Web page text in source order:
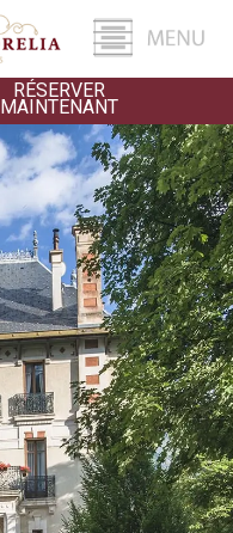
RÉSERVER
MAINTENANT